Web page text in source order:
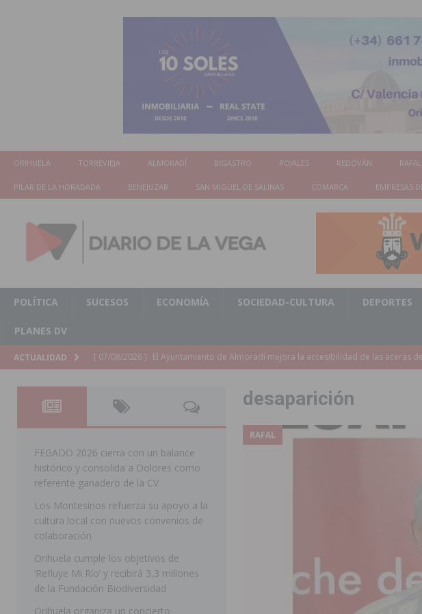
ORIHUELA TORREVIEJA ALMORADÍ BIGASTRO ROJALES REDOVÁN RAFAL
PILAR DE LA HORADADA BENEJUZAR SAN MIGUEL DE SALINAS COMARCA EMPRESAS
POLÍTICA SUCESOS ECONOMÍA SOCIEDAD-CULTURA DEPORTES
PLANES DV
ACTUALIDAD [ 07/08/2026 ] El Ayuntamiento de Almoradí mejora la accesibilidad de las aceras
[ 07/08/2026 ]
Educación destina 1,2 millones adicionales al CEIP nº 2 de Catral
[ 07/08/2026 ] La Policía Nacional desarticula un grupo criminal especializado en el
clonación de llaves electrónicas
[ 07/08/2026 ] Torrevieja impulsa el empleo con la contratación de 55 personas
[ 07/08/2026 ] Raiguero de Bonanza alerta del riesgo de incendios e inundaciones
[ 07/08/2026 ]
[ 07/08/2026 ] Benferri ya se prepara para dar comienzo a sus Fiestas 2026
desaparición
RAFAL
FEGADO 2026 cierra con un balance
histórico y consolida a Dolores como
referente ganadero de la CV
Los Montesinos refuerza su apoyo a la
cultura local con nuevos convenios de
colaboración
Orihuela cumple los objetivos de
‘Refluye Mi Río’ y recibirá 3,3 millones
de la Fundación Biodiversidad
Orihuela organiza un concierto